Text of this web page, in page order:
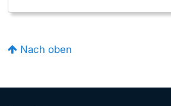
Nach oben